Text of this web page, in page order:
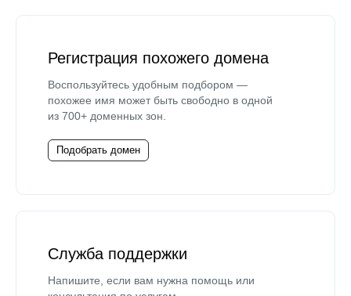
Регистрация похожего домена
Воспользуйтесь удобным подбором —
похожее имя может быть свободно в одной
из 700+ доменных зон.
Подобрать домен
Служба поддержки
Напишите, если вам нужна помощь или